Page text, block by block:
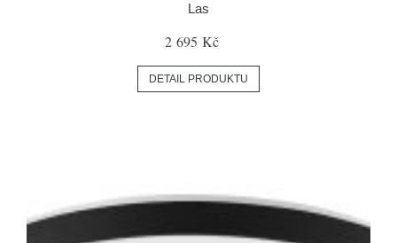
Las
2 695 Kč
DETAIL PRODUKTU